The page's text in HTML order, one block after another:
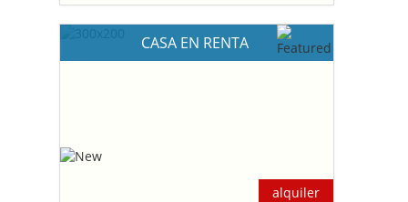
CASA EN RENTA
alquiler